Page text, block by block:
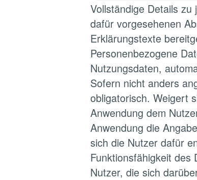
Vollständige Details
dafür vorgesehenen
Erklärungstexte
Personenbezogene
Nutzungsdaten,
Sofern nicht anders
obligatorisch. Weigert
Anwendung dem
Anwendung die
sich die Nutzer dafür
Funktionsfähigkeit des
Nutzer, die sich